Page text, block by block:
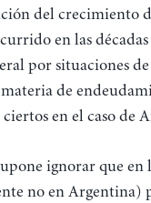
del crecimiento
en las décadas
por situaciones
de
en el caso de
ignorar que en
no en Argentina)